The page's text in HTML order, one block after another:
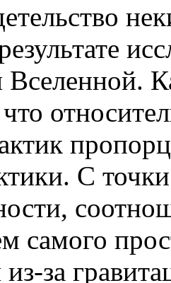
Вселенной.
С
самого
из-за